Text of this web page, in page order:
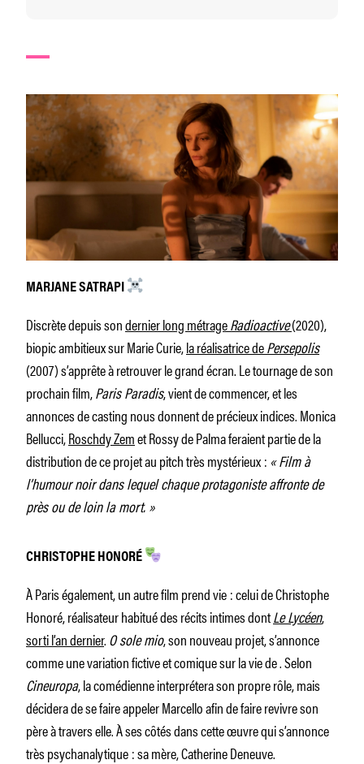
MARJANE SATRAPI
Discrète depuis sondernier long métrageRadioactive(2020),
biopic ambitieux sur Marie Curie,la réalisatrice dePersepolis
(2007) s’apprête à retrouver le grand écran. Le tournage de son
prochain film,Paris Paradis, vient de commencer, et les
annonces de casting nous donnent de précieux indices. Monica
Bellucci,Roschdy Zemet Rossy de Palma feraient partie de la
distribution de ce projet au pitch très mystérieux : « Film à
l’humour noir dans lequel chaque protagoniste affronte de
près ou de loin la mort. »
CHRISTOPHE HONORÉ
À Paris également, un autre film prend vie : celui de Christophe
Honoré, réalisateur habitué des récits intimes dontLe Lycéen,
sorti l’an dernier.O sole mio, son nouveau projet, s’annonce
comme une variation fictive et comique sur la vie de . Selon
Cineuropa, la comédienne interprétera son propre rôle, mais
décidera de se faire appeler Marcello afin de faire revivre son
père à travers elle. À ses côtés dans cette œuvre qui s’annonce
très psychanalytique : sa mère, Catherine Deneuve.